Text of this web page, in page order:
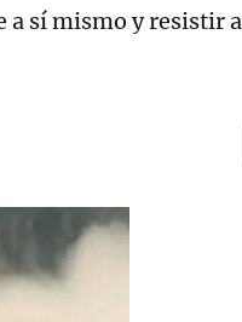
a sí mismo y resistir